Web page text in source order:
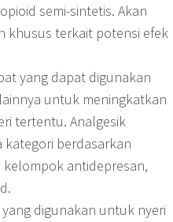
semi-sintetis. Akan
khusus terkait potensi efek
yang dapat digunakan
untuk meningkatkan
tertentu. Analgesik
kategori berdasarkan
kelompok antidepresan,
digunakan untuk nyeri